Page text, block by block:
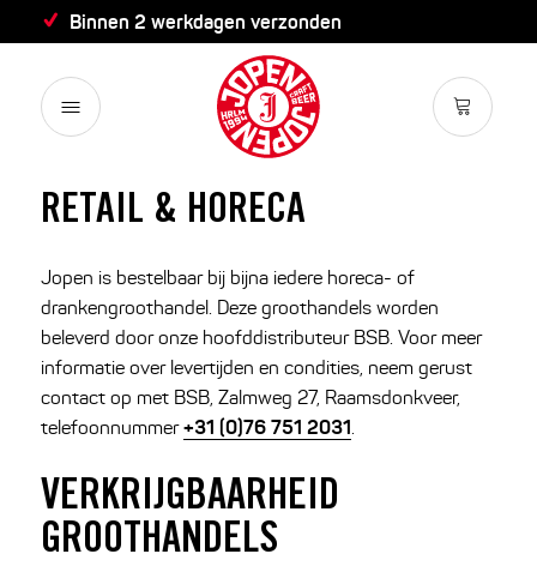
Binnen 2 werkdagen verzonden
RETAIL & HORECA
Jopen is bestelbaar bij bijna iedere horeca- of
drankengroothandel. Deze groothandels worden
beleverd door onze hoofddistributeur BSB. Voor meer
informatie over levertijden en condities, neem gerust
contact op met BSB, Zalmweg 27, Raamsdonkveer,
telefoonnummer+31 (0)76 751 2031
VERKRIJGBAARHEID
GROOTHANDELS